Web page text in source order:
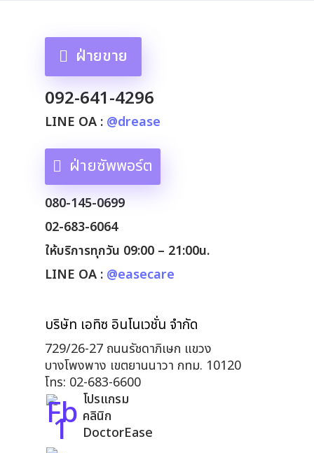
ฝ่ายขาย
092-641-4296
LINE OA : @drease
ฝ่ายซัพพอร์ต
080-145-0699
02-683-6064
ให้บริการทุกวัน 09:00 – 21:00น.
LINE OA : @easecare
บริษัท เอทิซ อินโนเวชั่น จำกัด
729/26-27 ถนนรัชดาภิเษก แขวง
บางโพงพาง เขตยานนาวา กทม. 10120
โทร: 02-683-6600
โปรแกรม
คลินิก
DoctorEase